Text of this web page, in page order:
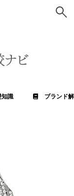
識 ブランド